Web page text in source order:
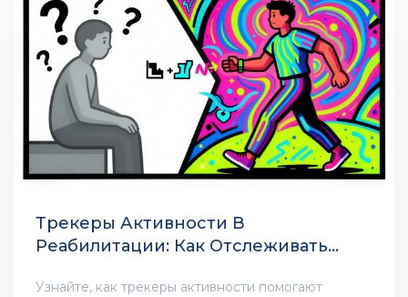
Трекеры Активности В
Реабилитации: Как Отслеживать
Узнайте, как трекеры активности помогают